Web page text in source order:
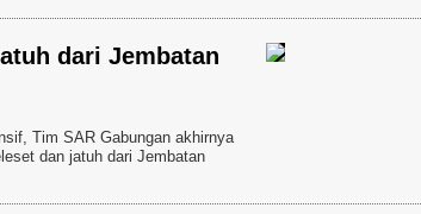
dari Jembatan
Tim SAR Gabungan akhirnya
dan jatuh dari Jembatan